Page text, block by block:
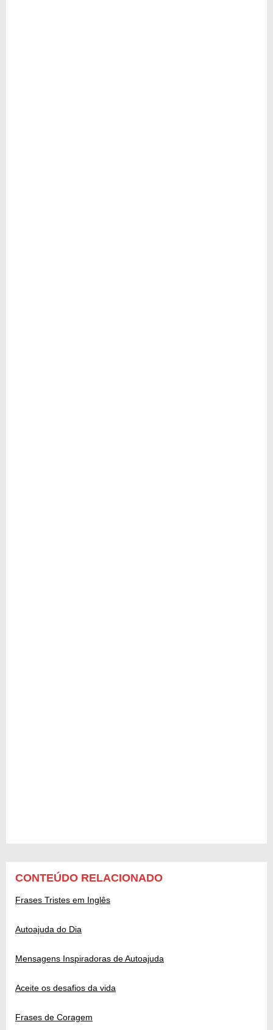
CONTEÚDO RELACIONADO
Frases Tristes em Inglês
Autoajuda do Dia
Mensagens Inspiradoras de Autoajuda
Aceite os desafios da vida
Frases de Coragem